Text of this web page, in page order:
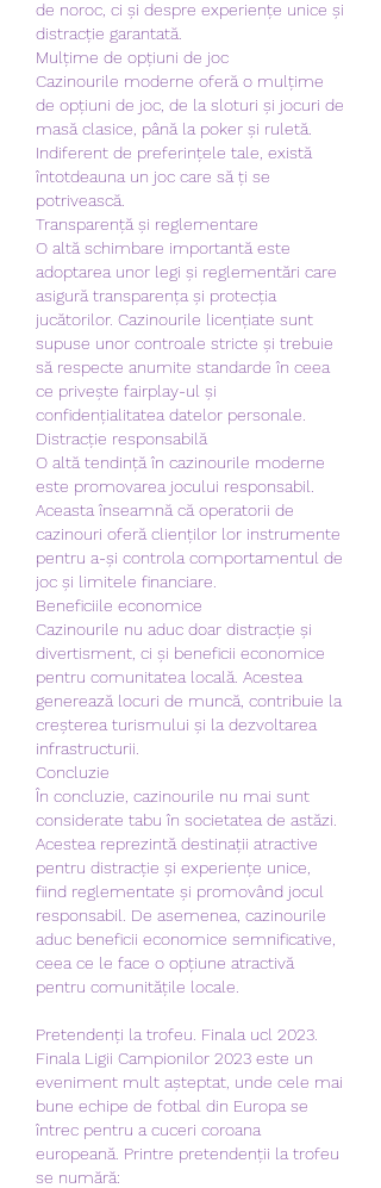
de noroc, ci și despre experiențe unice și
distracție garantată.
Mulțime de opțiuni de joc
Cazinourile moderne oferă o mulțime
de opțiuni de joc, de la sloturi și jocuri de
masă clasice, până la poker și ruletă.
Indiferent de preferințele tale, există
întotdeauna un joc care să ți se
potrivească.
Transparență și reglementare
O altă schimbare importantă este
adoptarea unor legi și reglementări care
asigură transparența și protecția
jucătorilor. Cazinourile licențiate sunt
supuse unor controale stricte și trebuie
să respecte anumite standarde în ceea
ce privește fairplay-ul și
confidențialitatea datelor personale.
Distracție responsabilă
O altă tendință în cazinourile moderne
este promovarea jocului responsabil.
Aceasta înseamnă că operatorii de
cazinouri oferă clienților lor instrumente
pentru a-și controla comportamentul de
joc și limitele financiare.
Beneficiile economice
Cazinourile nu aduc doar distracție și
divertisment, ci și beneficii economice
pentru comunitatea locală. Acestea
generează locuri de muncă, contribuie la
creșterea turismului și la dezvoltarea
infrastructurii.
Concluzie
În concluzie, cazinourile nu mai sunt
considerate tabu în societatea de astăzi.
Acestea reprezintă destinații atractive
pentru distracție și experiențe unice,
fiind reglementate și promovând jocul
responsabil. De asemenea, cazinourile
aduc beneficii economice semnificative,
ceea ce le face o opțiune atractivă
pentru comunitățile locale.
Pretendenți la trofeu. Finala ucl 2023.
Finala Ligii Campionilor 2023 este un
eveniment mult așteptat, unde cele mai
bune echipe de fotbal din Europa se
întrec pentru a cuceri coroana
europeană. Printre pretendenții la trofeu
se numără: